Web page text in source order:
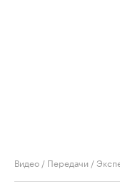
Видео / Передачи /